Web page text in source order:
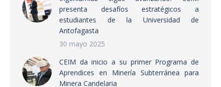
presenta desafíos estratégicos a
estudiantes de la Universidad de
Antofagasta
30 mayo 2025
CEIM da inicio a su primer Programa de
Aprendices en Minería Subterránea para
Minera Candelaria